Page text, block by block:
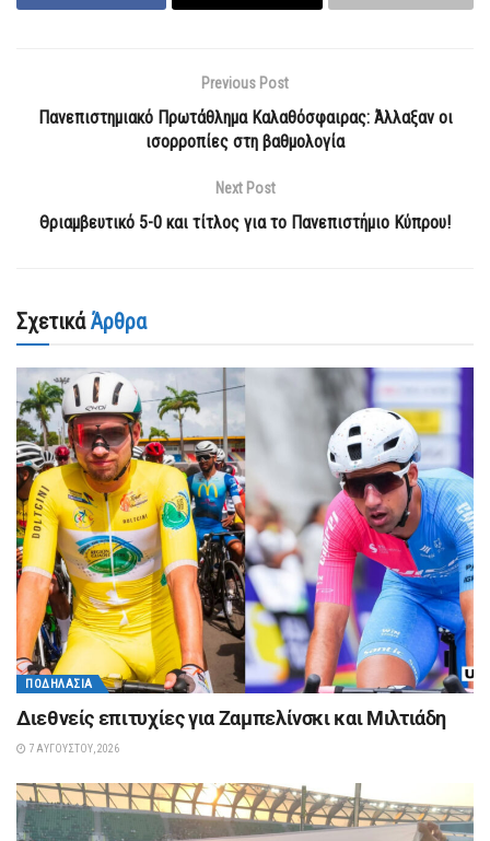
Previous Post
Πανεπιστημιακό Πρωτάθλημα Καλαθόσφαιρας: Άλλαξαν οι
ισορροπίες στη βαθμολογία
Next Post
Θριαμβευτικό 5-0 και τίτλος για το Πανεπιστήμιο Κύπρου!
ΣχετικάΆρθρα
ΠΟΔΗΛΑΣΊΑ
Διεθνείς επιτυχίες για Ζαμπελίνσκι και Μιλτιάδη
7 ΑΥΓΟΎΣΤΟΥ, 2026